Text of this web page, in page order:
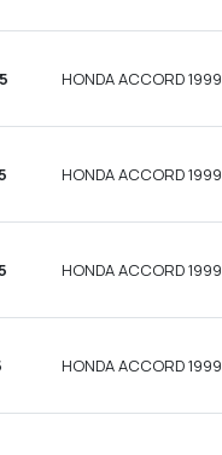
HONDA ACCORD 1999
HONDA ACCORD 1999
HONDA ACCORD 1999
HONDA ACCORD 1999